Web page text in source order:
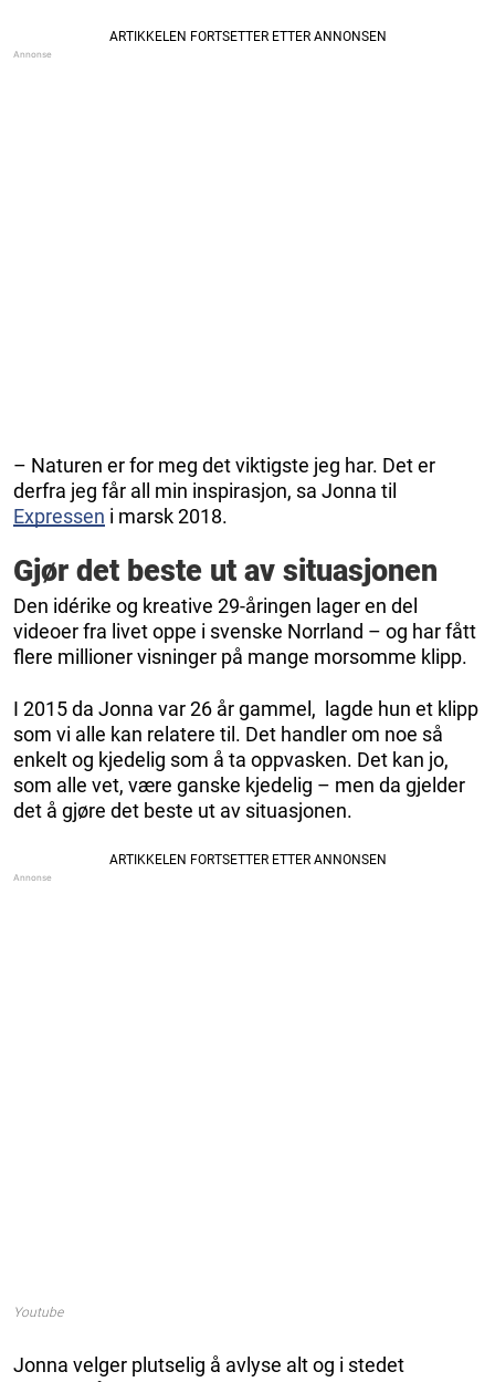
– Naturen er for meg det viktigste jeg har. Det er
derfra jeg får all min inspirasjon, sa Jonna til
Expressen i marsk 2018.
Gjør det beste ut av situasjonen
Den idérike og kreative 29-åringen lager en del
videoer fra livet oppe i svenske Norrland – og har fått
flere millioner visninger på mange morsomme klipp.
I 2015 da Jonna var 26 år gammel, lagde hun et klipp
som vi alle kan relatere til. Det handler om noe så
enkelt og kjedelig som å ta oppvasken. Det kan jo,
som alle vet, være ganske kjedelig – men da gjelder
det å gjøre det beste ut av situasjonen.
Youtube
Jonna velger plutselig å avlyse alt og i stedet